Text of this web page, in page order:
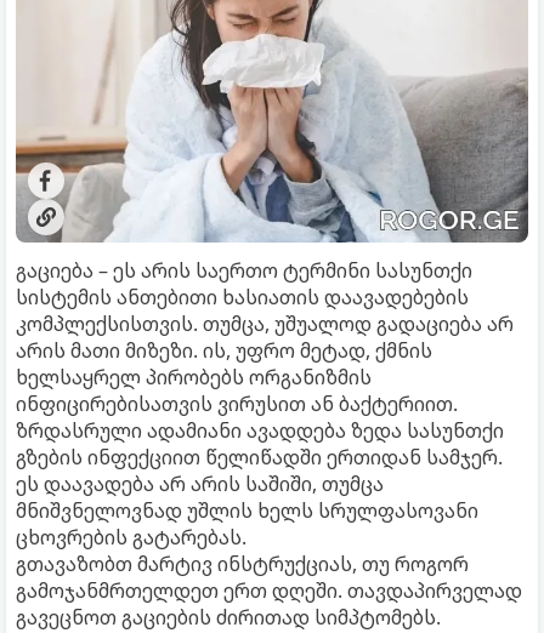
გაციება – ეს არის საერთო ტერმინი სასუნთქი
სისტემის ანთებითი ხასიათის დაავადებების
კომპლექსისთვის. თუმცა, უშუალოდ გადაციება არ
არის მათი მიზეზი. ის, უფრო მეტად, ქმნის
ხელსაყრელ პირობებს ორგანიზმის
ინფიცირებისათვის ვირუსით ან ბაქტერიით.
ზრდასრული ადამიანი ავადდება ზედა სასუნთქი
გზების ინფექციით წელიწადში ერთიდან სამჯერ.
ეს დაავადება არ არის საშიში, თუმცა
მნიშვნელოვნად უშლის ხელს სრულფასოვანი
ცხოვრების გატარებას.
გთავაზობთ მარტივ ინსტრუქციას, თუ როგორ
გამოჯანმრთელდეთ ერთ დღეში. თავდაპირველად
გავეცნოთ გაციების ძირითად სიმპტომებს.